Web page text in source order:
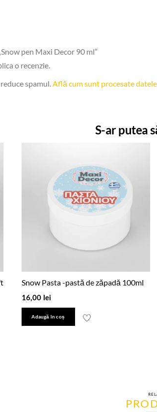
pen Maxi Decor 90 ml”
o recenzie.
spamul.Află cum sunt procesate
S-ar putea
Snow Pasta -pastă de zăpadă 100ml
16,00 lei
Adaugă în coș